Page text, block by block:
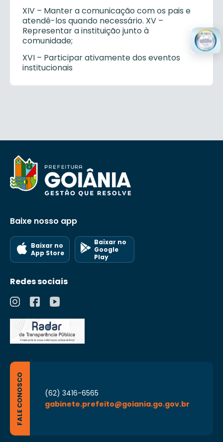
XIV – Manter a comunicação com os pais e
atendê-los quando necessário. XV –
Representar a instituição junto à
comunidade;
XVI – Participar ativamente dos eventos
institucionais
Baixe nosso app
Baixar no
App Store
Baixar no
Google
Play
Redes sociais
FALE CONOSCO
(62) 3416-6565
gabinete.prefeito@goiania.go.gov.br